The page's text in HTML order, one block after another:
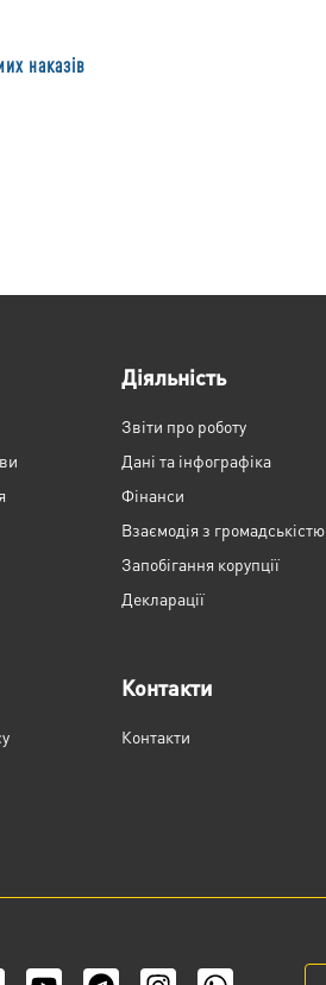
наказів
Діяльність
Звіти про роботу
Дані та інфографіка
Фінанси
Взаємодія з громадськістю
Запобігання корупції
Декларації
Контакти
Контакти